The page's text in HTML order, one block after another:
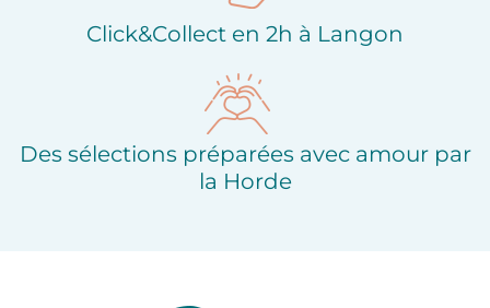
Click&Collect en 2h à Langon
Des sélections préparées avec amour par
la Horde